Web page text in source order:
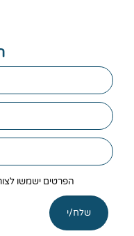
הפרטים ישמשו
שלח/י